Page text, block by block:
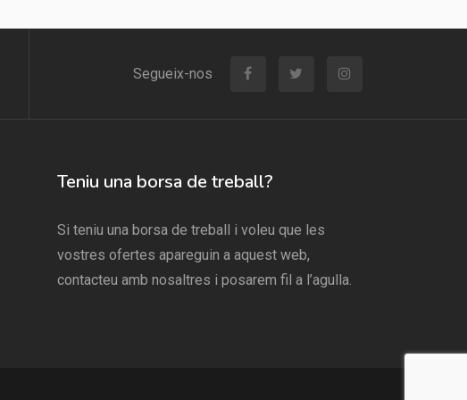
Segueix-nos
Teniu una borsa de treball?
Si teniu una borsa de treball i voleu que les
vostres ofertes apareguin a aquest web,
contacteu amb nosaltres i posarem fil a l’agulla.